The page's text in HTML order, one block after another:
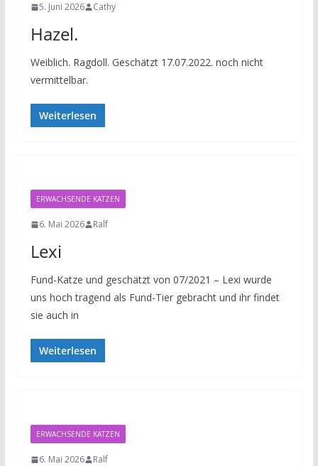
5. Juni 2026 Cathy
Hazel.
Weiblich. Ragdoll. Geschätzt 17.07.2022. noch nicht
vermittelbar.
Weiterlesen
ERWACHSENDE KATZEN
6. Mai 2026 Ralf
Lexi
Fund-Katze und geschätzt von 07/2021 – Lexi wurde
uns hoch tragend als Fund-Tier gebracht und ihr findet
sie auch in
Weiterlesen
ERWACHSENDE KATZEN
6. Mai 2026 Ralf